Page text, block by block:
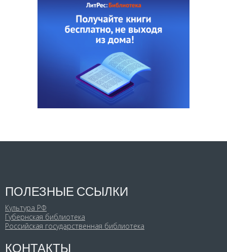
ПОЛЕЗНЫЕ ССЫЛКИ
Культура РФ
Губернская библиотека
Российская государственная библиотека
КОНТАКТЫ